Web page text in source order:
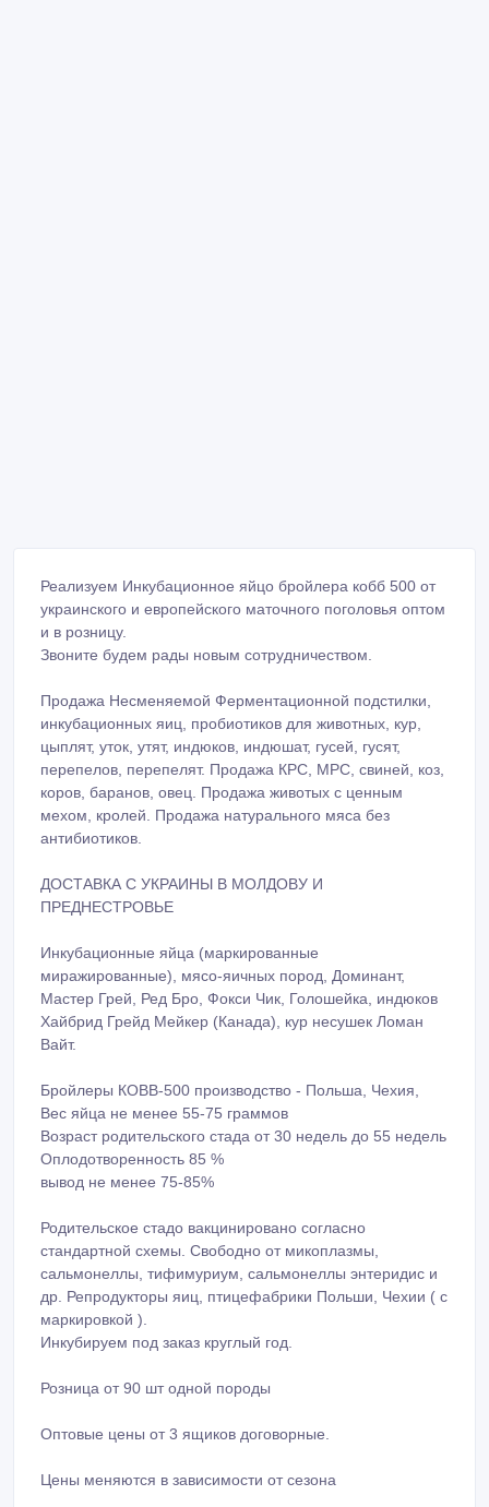
Реализуем Инкубационное яйцо бройлера кобб 500 от
украинского и европейского маточного поголовья оптом
и в розницу.
Звоните будем рады новым сотрудничеством.
Продажа Несменяемой Ферментационной подстилки,
инкубационных яиц, пробиотиков для животных, кур,
цыплят, уток, утят, индюков, индюшат, гусей, гусят,
перепелов, перепелят. Продажа КРС, МРС, свиней, коз,
коров, баранов, овец. Продажа животых с ценным
мехом, кролей. Продажа натурального мяса без
антибиотиков.
ДОСТАВКА С УКРАИНЫ В МОЛДОВУ И
ПРЕДНЕСТРОВЬЕ
Инкубационные яйца (маркированные
миражированные), мясо-яичных пород, Доминант,
Мастер Грей, Ред Бро, Фокси Чик, Голошейка, индюков
Хайбрид Грейд Мейкер (Канада), кур несушек Ломан
Вайт.
Бройлеры КOBB-500 производство - Польша, Чехия,
Вес яйца не менее 55-75 граммов
Возраст родительского стада от 30 недель до 55 недель
Оплодотворенность 85 %
вывод не менее 75-85%
Родительское стадо вакцинировано согласно
стандартной схемы. Свободно от микоплазмы,
сальмонеллы, тифимуриум, сальмонеллы энтеридис и
др. Репродукторы яиц, птицефабрики Польши, Чехии ( с
маркировкой ).
Инкубируем под заказ круглый год.
Розница от 90 шт одной породы
Оптовые цены от 3 ящиков договорные.
Цены меняются в зависимости от сезона